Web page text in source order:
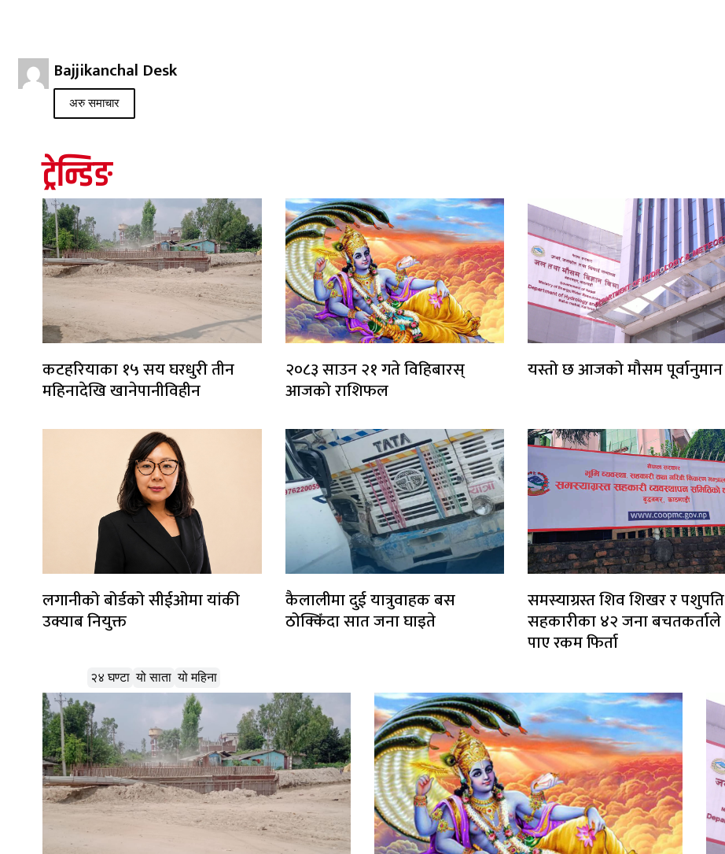
Bajjikanchal Desk
अरु समाचार
ट्रेन्डिङ
कटहरियाका १५ सय घरधुरी तीन
महिनादेखि खानेपानीविहीन
२०८३ साउन २१ गते विहिबारस्
आजको राशिफल
यस्तो छ आजको मौसम पूर्वानुमान
लगानीको बोर्डको सीईओमा यांकी
उक्याब नियुक्त
कैलालीमा दुई यात्रुवाहक बस
ठोक्किँदा सात जना घाइते
समस्याग्रस्त शिव शिखर र पशुपति
सहकारीका ४२ जना बचतकर्ताले
पाए रकम फिर्ता
२४ घण्टा यो साता यो महिना